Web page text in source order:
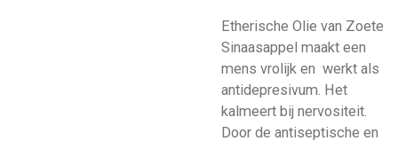
Etherische Olie van Zoete
Sinaasappel maakt een
mens vrolijk en werkt als
antidepresivum. Het
kalmeert bij nervositeit.
Door de antiseptische en